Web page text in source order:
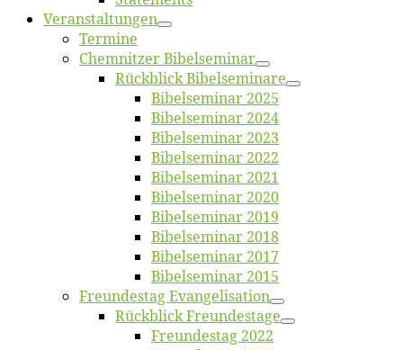
Ver­an­stal­tun­gen
Ter­mi­ne
Chemnit­zer Bibelseminar
Rück­blick Bibelseminare
Bi­bel­se­mi­nar 2025
Bi­bel­se­mi­nar 2024
Bi­bel­se­mi­nar 2023
Bi­bel­se­mi­nar 2022
Bi­bel­se­mi­nar 2021
Bi­bel­se­mi­nar 2020
Bi­bel­se­mi­nar 2019
Bi­bel­se­mi­nar 2018
Bibelsemi­nar 2017
Bibelsemi­nar 2015
Freun­des­tag Evangelisation
Rück­blick Freundestage
Freun­des­tag 2022